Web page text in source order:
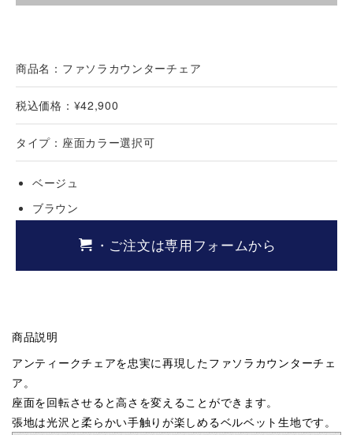
商品名： ファソラカウンターチェア
税込価格：¥42,900
タイプ：座面カラー選択可
ベージュ
ブラウン
・ご注文は専用フォームから
商品説明
アンティークチェアを忠実に再現したファソラカウンターチェ
ア。
座面を回転させると高さを変えることができます。
張地は光沢と柔らかい手触りが楽しめるベルベット生地です。